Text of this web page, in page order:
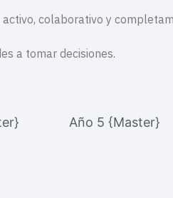
colaborativo y
a tomar decisiones.
Año 5 {Master}